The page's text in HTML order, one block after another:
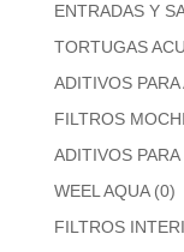
ENTRADAS Y
TORTUGAS
ADITIVOS
FILTROS
ADITIVOS
WEEL AQUA (0)
FILTROS